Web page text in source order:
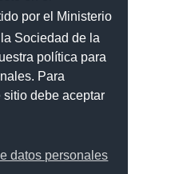
por el Ministerio
Sociedad de la
política para
Para
debe aceptar
datos personales